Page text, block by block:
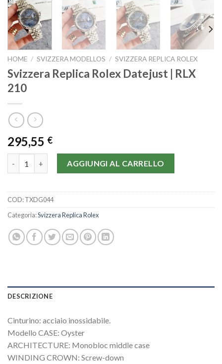
HOME / SVIZZERA MODELLOS / SVIZZERA REPLICA ROLEX
Svizzera Replica Rolex Datejust | RLX
210
295,55 €
AGGIUNGI AL CARRELLO
COD:TXDG044
Categoria:Svizzera Replica Rolex
DESCRIZIONE
Cinturino: acciaio inossidabile.
Modello CASE: Oyster
ARCHITECTURE: Monobloc middle case
WINDING CROWN: Screw-down